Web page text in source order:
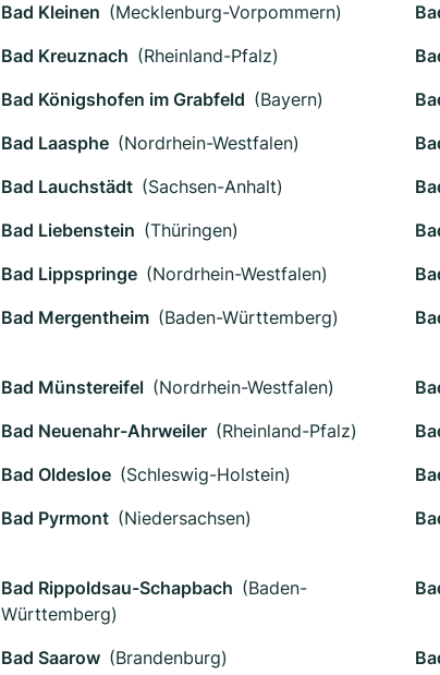
Bad Kleinen (Mecklenburg-Vorpommern)
Bad Kreuznach (Rheinland-Pfalz)
Bad Königshofen im Grabfeld (Bayern)
Bad Laasphe (Nordrhein-Westfalen)
Bad Lauchstädt (Sachsen-Anhalt)
Bad Liebenstein (Thüringen)
Bad Lippspringe (Nordrhein-Westfalen)
Bad Mergentheim (Baden-Württemberg)
Bad Münstereifel (Nordrhein-Westfalen)
Bad Neuenahr-Ahrweiler (Rheinland-Pfalz)
Bad Oldesloe (Schleswig-Holstein)
Bad Pyrmont (Niedersachsen)
Bad Rippoldsau-Schapbach (Baden-
Württemberg)
Bad Saarow (Brandenburg)